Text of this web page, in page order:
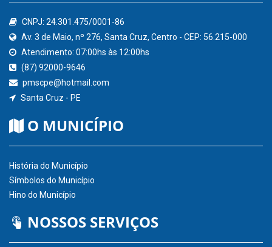
CNPJ: 24.301.475/0001-86
Av. 3 de Maio, nº 276, Santa Cruz, Centro - CEP: 56.215-000
Atendimento: 07:00hs às 12:00hs
(87) 92000-9646
pmscpe@hotmail.com
Santa Cruz - PE
O MUNICÍPIO
História do Município
Símbolos do Município
Hino do Município
NOSSOS SERVIÇOS